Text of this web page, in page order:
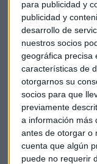
para publicidad y
publicidad y
desarrollo de
nuestros socios
geográfica precisa
características de
otorgarnos su
socios para que
previamente
a información más
antes de otorgar o
cuenta que algún
puede no requerir
dólares y figura el
multimillonarios
consiste su
Escucha el
*Lo sentimos pero
IMAGEN: Flickr/